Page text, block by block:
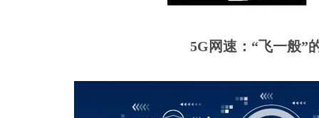
5G网速：“飞一般”